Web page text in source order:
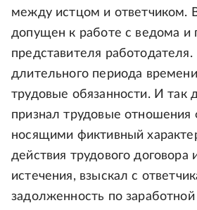
между истцом и ответчиком.
допущен к работе с ведома и
представителя
длительного периода
трудовые обязанности. И так
признал трудовые отношения
носящими фиктивный
действия трудового договора
истечения, взыскал с
задолженность по